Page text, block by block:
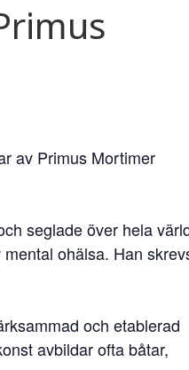
av Primus Mortimer
seglade över hela
ohälsa. Han
och etablerad
avbildar ofta båtar,